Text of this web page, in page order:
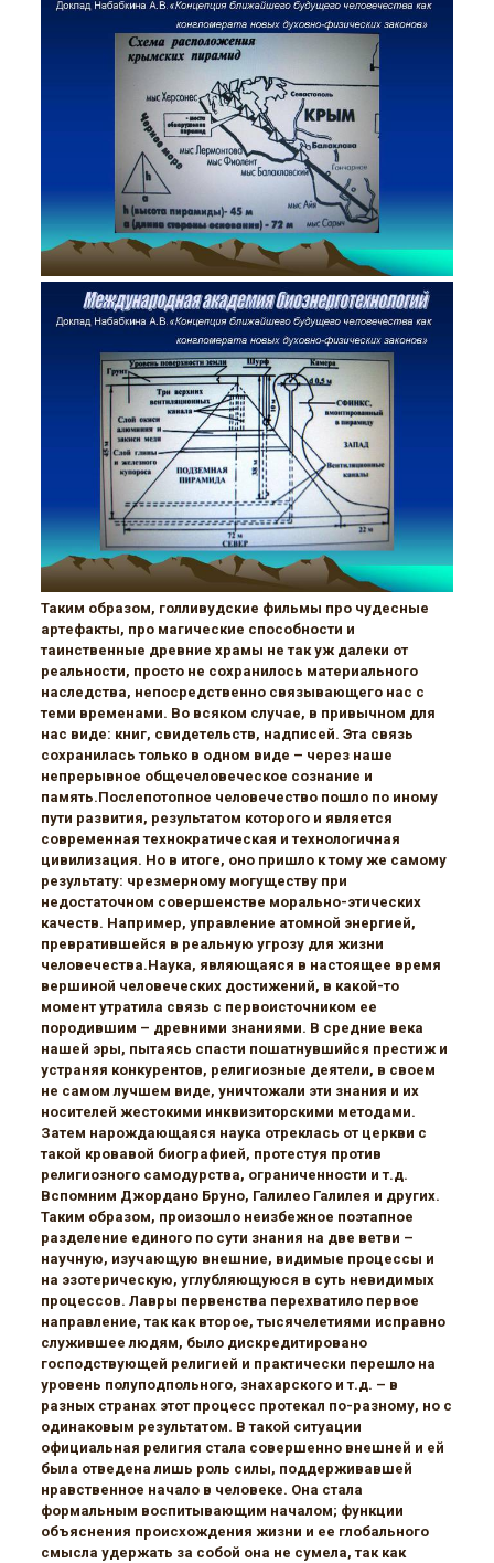
Таким образом, голливудские фильмы про чудесные
артефакты, про магические способности и
таинственные древние храмы не так уж далеки от
реальности, просто не сохранилось материального
наследства, непосредственно связывающего нас с
теми временами. Во всяком случае, в привычном для
нас виде: книг, свидетельств, надписей. Эта связь
сохранилась только в одном виде – через наше
непрерывное общечеловеческое сознание и
память.Послепотопное человечество пошло по иному
пути развития, результатом которого и является
современная технократическая и технологичная
цивилизация. Но в итоге, оно пришло к тому же самому
результату: чрезмерному могуществу при
недостаточном совершенстве морально-этических
качеств. Например, управление атомной энергией,
превратившейся в реальную угрозу для жизни
человечества.Наука, являющаяся в настоящее время
вершиной человеческих достижений, в какой-то
момент утратила связь с первоисточником ее
породившим – древними знаниями. В средние века
нашей эры, пытаясь спасти пошатнувшийся престиж и
устраняя конкурентов, религиозные деятели, в своем
не самом лучшем виде, уничтожали эти знания и их
носителей жестокими инквизиторскими методами.
Затем нарождающаяся наука отреклась от церкви с
такой кровавой биографией, протестуя против
религиозного самодурства, ограниченности и т.д.
Вспомним Джордано Бруно, Галилео Галилея и других.
Таким образом, произошло неизбежное поэтапное
разделение единого по сути знания на две ветви –
научную, изучающую внешние, видимые процессы и
на эзотерическую, углубляющуюся в суть невидимых
процессов. Лавры первенства перехватило первое
направление, так как второе, тысячелетиями исправно
служившее людям, было дискредитировано
господствующей религией и практически перешло на
уровень полуподпольного, знахарского и т.д. – в
разных странах этот процесс протекал по-разному, но с
одинаковым результатом. В такой ситуации
официальная религия стала совершенно внешней и ей
была отведена лишь роль силы, поддерживавшей
нравственное начало в человеке. Она стала
формальным воспитывающим началом; функции
объяснения происхождения жизни и ее глобального
смысла удержать за собой она не сумела, так как